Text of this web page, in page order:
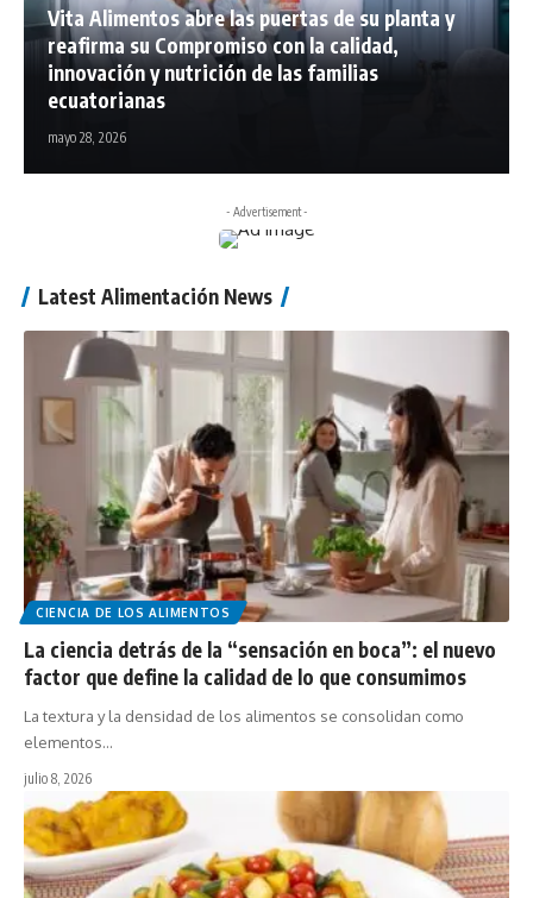
Vita Alimentos abre las puertas de su planta y
reafirma su Compromiso con la calidad,
innovación y nutrición de las familias
ecuatorianas
mayo 28, 2026
- Advertisement -
Latest Alimentación News
CIENCIA DE LOS ALIMENTOS
La ciencia detrás de la “sensación en boca”: el nuevo
factor que define la calidad de lo que consumimos
La textura y la densidad de los alimentos se consolidan como
elementos…
julio 8, 2026